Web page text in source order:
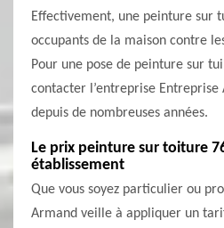
Effectivement, une peinture sur
occupants de la maison contre
Pour une pose de peinture sur
contacter l’entreprise
depuis de nombreuses années.
Le prix peinture sur toiture
établissement
Que vous soyez particulier ou
Armand veille à appliquer un